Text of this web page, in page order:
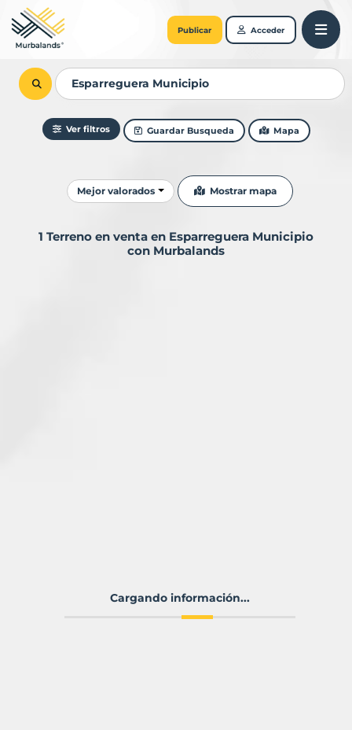
Publicar Acceder
Ver filtros Guardar Busqueda Mapa
Ordenar resultados
Mejor valorados Mostrar mapa
1 Terreno en venta en Esparreguera Municipio
con Murbalands
Cargando información...